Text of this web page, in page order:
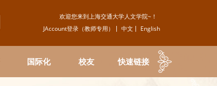
欢迎您来到上海交通大学人文学院~！
JAccount登录（教师专用）
中文 English
国际化 校友 快速链接